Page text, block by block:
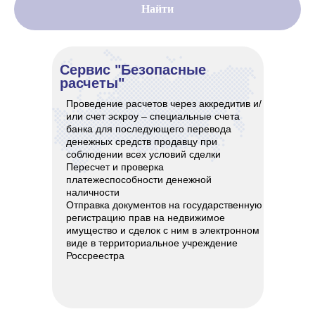
Найти
Сервис "Безопасные
расчеты"
Проведение расчетов через аккредитив и/
или счет эскроу – специальные счета
банка для последующего перевода
денежных средств продавцу при
соблюдении всех условий сделки
Пересчет и проверка
платежеспособности денежной
наличности
Отправка документов на государственную
регистрацию прав на недвижимое
имущество и сделок с ним в электронном
виде в территориальное учреждение
Россреестра